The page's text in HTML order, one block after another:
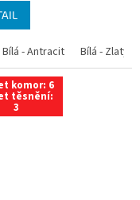
Bílá - Tmavý dub Bílá -
Bílá - Antracit Bílá - Zlatý
komor: 6
těsnění:
3